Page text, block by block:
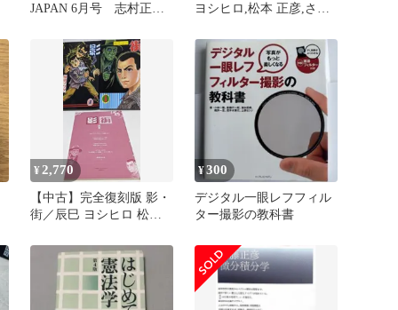
JAPAN 6月号 志村正彦
ヨシヒロ,松本 正彦,さい
エイティブ(小学館)
¥ 2,770
【中古】完全復刻版 影・
街／辰巳 ヨシヒロ 松本
小学館
¥300
デジタル一眼レフフィル
ター撮影の教科書